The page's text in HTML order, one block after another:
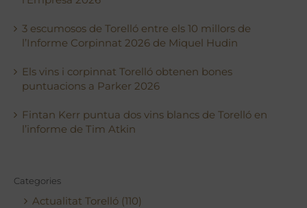
3 escumosos de Torelló entre els 10 millors de
l’Informe Corpinnat 2026 de Miquel Hudin
Els vins i corpinnat Torelló obtenen bones
puntuacions a Parker 2026
Fintan Kerr puntua dos vins blancs de Torelló en
l’informe de Tim Atkin
Categories
Actualitat Torelló (110)